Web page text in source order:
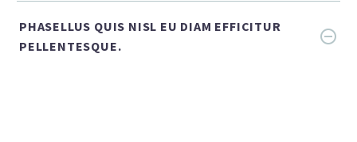
PHASELLUS QUIS NISL EU DIAM EFFICITUR
PELLENTESQUE.